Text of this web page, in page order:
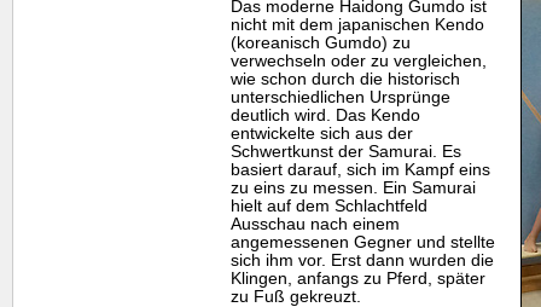
Das moderne Haidong Gumdo ist
nicht mit dem japanischen Kendo
(koreanisch Gumdo) zu
verwechseln oder zu vergleichen,
wie schon durch die historisch
unterschiedlichen Ursprünge
deutlich wird. Das Kendo
entwickelte sich aus der
Schwertkunst der Samurai. Es
basiert darauf, sich im Kampf eins
zu eins zu messen. Ein Samurai
hielt auf dem Schlachtfeld
Ausschau nach einem
angemessenen Gegner und stellte
sich ihm vor. Erst dann wurden die
Klingen, anfangs zu Pferd, später
zu Fuß gekreuzt.